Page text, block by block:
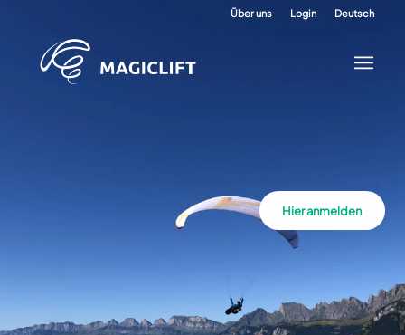
Über uns Login Deutsch
Hier anmelden